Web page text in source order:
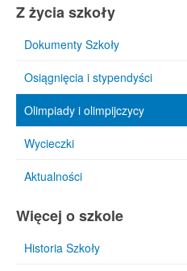
Z życia szkoły
Dokumenty Szkoły
Osiągnięcia i stypendyści
Olimpiady i olimpijczycy
Wycieczki
Aktualności
Więcej o szkole
Historia Szkoły